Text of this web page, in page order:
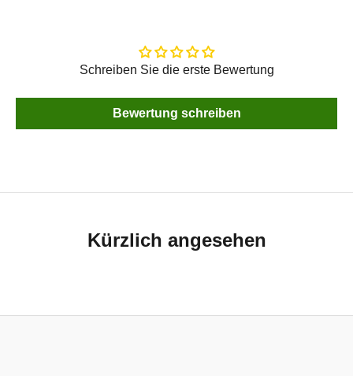
Schreiben Sie die erste Bewertung
Bewertung schreiben
Kürzlich angesehen